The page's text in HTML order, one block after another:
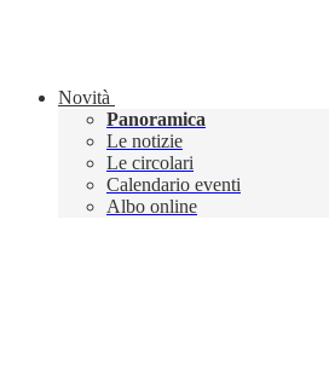
Novità
Panoramica
Le notizie
Le circolari
Calendario eventi
Albo online